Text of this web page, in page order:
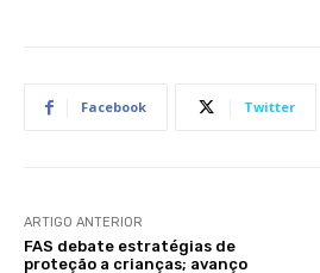
Facebook Twitter
ARTIGO ANTERIOR
FAS debate estratégias de
proteção a crianças; avanço